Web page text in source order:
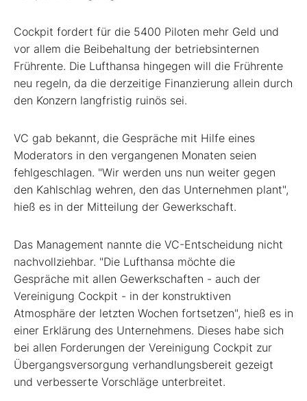
Cockpit fordert für die 5400 Piloten mehr Geld und
vor allem die Beibehaltung der betriebsinternen
Frührente. Die Lufthansa hingegen will die Frührente
neu regeln, da die derzeitige Finanzierung allein durch
den Konzern langfristig ruinös sei.
VC gab bekannt, die Gespräche mit Hilfe eines
Moderators in den vergangenen Monaten seien
fehlgeschlagen. "Wir werden uns nun weiter gegen
den Kahlschlag wehren, den das Unternehmen plant",
hieß es in der Mitteilung der Gewerkschaft.
Das Management nannte die VC-Entscheidung nicht
nachvollziehbar. "Die Lufthansa möchte die
Gespräche mit allen Gewerkschaften - auch der
Vereinigung Cockpit - in der konstruktiven
Atmosphäre der letzten Wochen fortsetzen", hieß es in
einer Erklärung des Unternehmens. Dieses habe sich
bei allen Forderungen der Vereinigung Cockpit zur
Übergangsversorgung verhandlungsbereit gezeigt
und verbesserte Vorschläge unterbreitet.